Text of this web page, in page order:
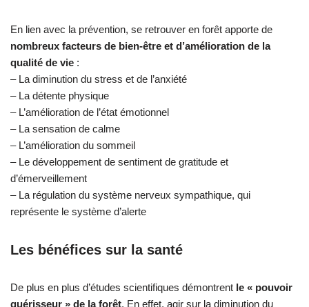
En lien avec la prévention, se retrouver en forêt apporte de
nombreux facteurs de bien-être et d’amélioration de la
qualité de vie :
– La diminution du stress et de l’anxiété
– La détente physique
– L’amélioration de l’état émotionnel
– La sensation de calme
– L’amélioration du sommeil
– Le développement de sentiment de gratitude et
d’émerveillement
– La régulation du système nerveux sympathique, qui
représente le système d’alerte
Les bénéfices sur la santé
De plus en plus d’études scientifiques démontrent le « pouvoir
guérisseur » de la forêt. En effet, agir sur la diminution du